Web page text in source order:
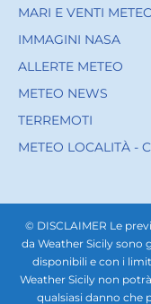
MARI E VENTI
IMMAGINI NASA
ALLERTE METEO
METEO NEWS
TERREMOTI
METEO LOCALITÀ -
© DISCLAIMER Le
da Weather Sicily
disponibili e con i
Weather Sicily non
qualsiasi danno che